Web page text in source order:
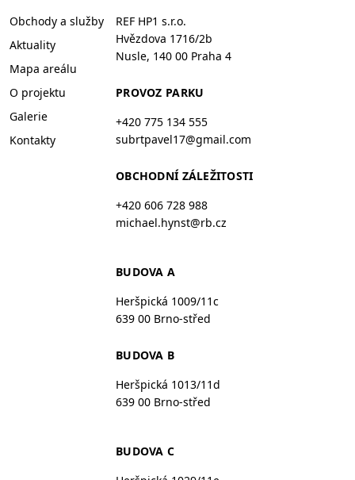
Obchody a služby
Aktuality
Mapa areálu
O projektu
Galerie
Kontakty
REF HP1 s.r.o.
Hvězdova 1716/2b
Nusle, 140 00 Praha 4
PROVOZ PARKU
+420 775 134 555
subrtpavel17@gmail.com
OBCHODNÍ ZÁLEŽITOSTI
+420 606 728 988
michael.hynst@rb.cz
BUDOVA A
Heršpická 1009/11c
639 00 Brno-střed
BUDOVA B
Heršpická 1013/11d
639 00 Brno-střed
BUDOVA C